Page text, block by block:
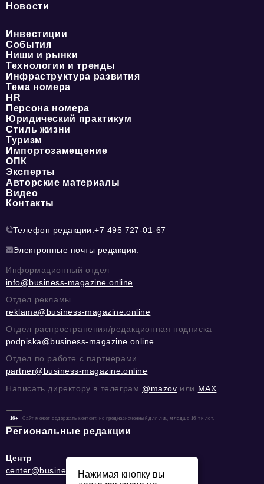
Новости
Инвестиции
События
Ниши и рынки
Технологии и тренды
Инфраструктура развития
Тема номера
HR
Персона номера
Юридический практикум
Стиль жизни
Туризм
Импортозамещение
ОПК
Эксперты
Авторские материалы
Видео
Контакты
Телефон редакции:+7 495 727-01-67
Электронные почты редакции:
Информационный отдел
info@business-magazine.online
Отдел рекламы
reklama@business-magazine.online
Отдел распространения/редакционная подписка
podpiska@business-magazine.online
Отдел по работе с партнерами
partner@business-magazine.online
Написать директору в телеграм @mazov или MAX
16+ Сайт может содержать контент, не предназначенный для лиц младше 16-ти лет.
Региональные редакции
Центр
center@business-magazine.online
Нажимая кнопку вы